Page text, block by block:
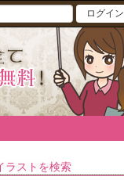
ログイン
ラストを検索